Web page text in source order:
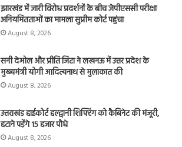
झारखंड में जारी विरोध प्रदर्शनों के बीच जेपीएससी परीक्षा
अनियमितताओं का मामला सुप्रीम कोर्ट पहुंचा
August 8, 2026
सनी देओल और प्रीति जिंटा ने लखनऊ में उत्तर प्रदेश के
मुख्यमंत्री योगी आदित्यनाथ से मुलाकात की
August 8, 2026
उत्तराखंड हाईकोर्ट हल्द्वानी शिफ्टिंग को कैबिनेट की मंजूरी,
हटाने पड़ेंगे 15 हजार पौधे
August 8, 2026